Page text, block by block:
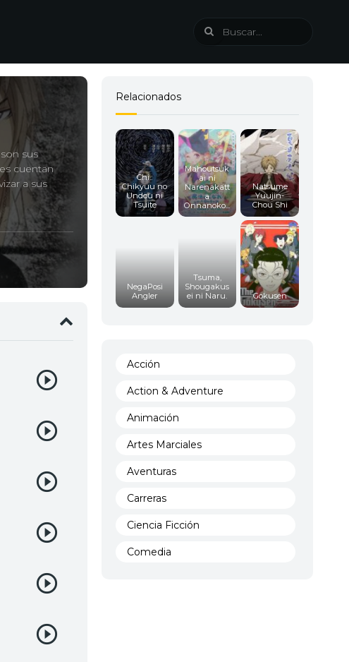
sus
cuentan
a sus
Slaves and
Relacionados
Chi.:
Chikyuu no
Undou ni
Tsuite
Mahoutsuk
ai ni
Narenakatt
a
Onnanoko...
Natsume
Yuujin-
Chou Shi
NegaPosi
Angler
Tsuma,
Shougakus
ei ni Naru.
Gokusen
Acción
Action & Adventure
Animación
Artes Marciales
Aventuras
Carreras
Ciencia Ficción
Comedia